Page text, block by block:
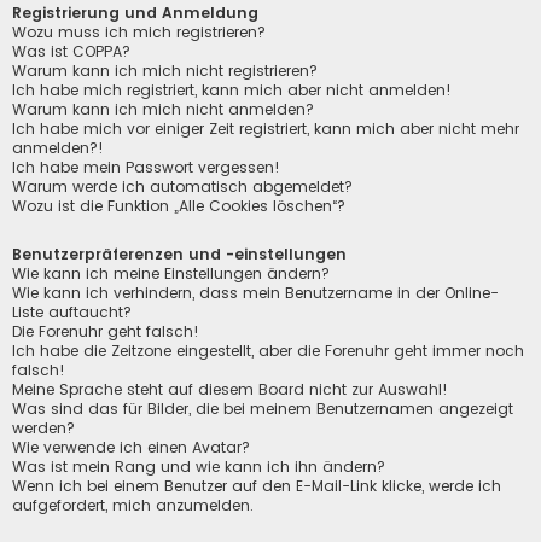
Registrierung und Anmeldung
Wozu muss ich mich registrieren?
Was ist COPPA?
Warum kann ich mich nicht registrieren?
Ich habe mich registriert, kann mich aber nicht anmelden!
Warum kann ich mich nicht anmelden?
Ich habe mich vor einiger Zeit registriert, kann mich aber nicht mehr
anmelden?!
Ich habe mein Passwort vergessen!
Warum werde ich automatisch abgemeldet?
Wozu ist die Funktion „Alle Cookies löschen“?
Benutzerpräferenzen und -einstellungen
Wie kann ich meine Einstellungen ändern?
Wie kann ich verhindern, dass mein Benutzername in der Online-
Liste auftaucht?
Die Forenuhr geht falsch!
Ich habe die Zeitzone eingestellt, aber die Forenuhr geht immer noch
falsch!
Meine Sprache steht auf diesem Board nicht zur Auswahl!
Was sind das für Bilder, die bei meinem Benutzernamen angezeigt
werden?
Wie verwende ich einen Avatar?
Was ist mein Rang und wie kann ich ihn ändern?
Wenn ich bei einem Benutzer auf den E-Mail-Link klicke, werde ich
aufgefordert, mich anzumelden.